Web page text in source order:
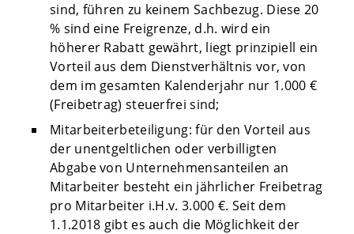
sind, führen zu keinem Sachbezug. Diese 20
% sind eine Freigrenze, d.h. wird ein
höherer Rabatt gewährt, liegt prinzipiell ein
Vorteil aus dem Dienstverhältnis vor, von
dem im gesamten Kalenderjahr nur 1.000 €
(Freibetrag) steuerfrei sind;
Mitarbeiterbeteiligung: für den Vorteil aus
der unentgeltlichen oder verbilligten
Abgabe von Unternehmensanteilen an
Mitarbeiter besteht ein jährlicher Freibetrag
pro Mitarbeiter i.H.v. 3.000 €. Seit dem
1.1.2018 gibt es auch die Möglichkeit der